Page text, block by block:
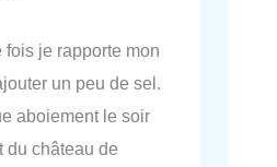
fois je rapporte mon
un peu de sel.
aboiement le soir
du château de